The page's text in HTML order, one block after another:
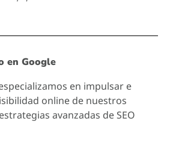
en Google
en impulsar e
online de nuestros
avanzadas de SEO